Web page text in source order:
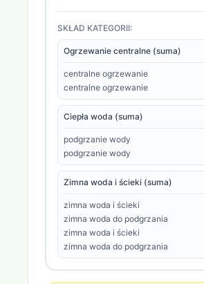
SKŁAD KATEGORII:
Ogrzewanie centralne (suma)
centralne ogrzewanie
centralne ogrzewanie
Ciepła woda (suma)
podgrzanie wody
podgrzanie wody
Zimna woda i ścieki (suma)
zimna woda i ścieki
zimna woda do podgrzania
zimna woda i ścieki
zimna woda do podgrzania